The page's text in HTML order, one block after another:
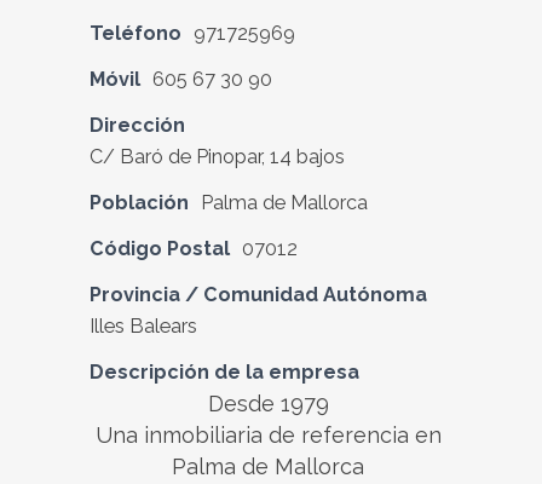
Teléfono
971725969
Móvil 605 67 30 90
Dirección
C/ Baró de Pinopar, 14 bajos
Población
Palma de Mallorca
Código Postal 07012
Provincia / Comunidad Autónoma
Illes Balears
Descripción de la empresa
Desde 1979
Una inmobiliaria de referencia en
Palma de Mallorca